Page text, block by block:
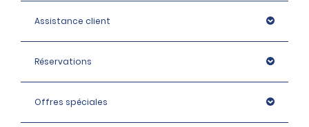
Assistance client
Réservations
Offres spéciales